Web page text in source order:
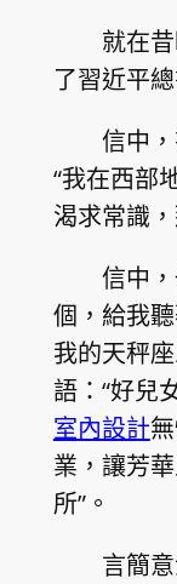
就在
了習近平
信中
“我在西部
渴求常識
信中
個，給我
我的天秤
語：“好兒
室內設計
業，讓芳
所”。
言簡